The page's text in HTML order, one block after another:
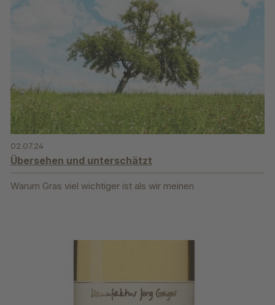
02.07.24
Übersehen und unterschätzt
Warum Gras viel wichtiger ist als wir meinen